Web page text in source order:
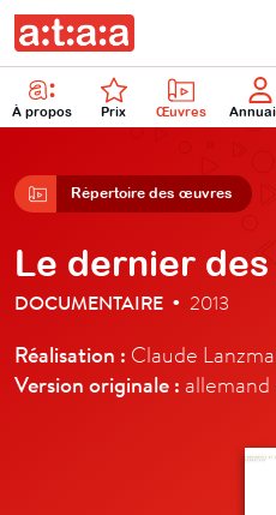
À propos Prix Œuvres
Répertoire des œuvres
Le dernier
DOCUMENTAIRE • 2013
Réalisation : Claude
Version originale :